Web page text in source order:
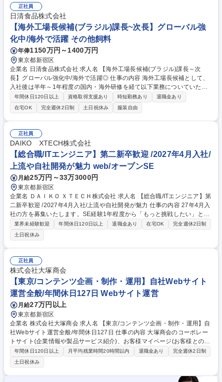
よく取れる環境です。 ■過度なノルマは一切なく、夜間対応も一切ない働
きやすい環境です！ 過度な売上ノルマや夜間の緊急対応に追われる日々か
ら卒業しませんか？当社の社員もこのような理由での入社が多いです！ 募
集職種 【週4在宅OK/ISO審査室(東京)】情報セキュリティ(ISMS)/夜間対
応なし/残業10H◎
正社員
日清食品株式会社
【海外工場長候補(ブラジル)課長~次長】グローバル強
化中/海外で活躍 その他飼料
年俸1150万円～1400万円
東京都新宿区
企業名 日清食品株式会社 求人名 【海外工場長候補(ブラジル)課長～次
長】グローバル強化中/海外で活躍◎ 仕事の内容 海外工場長候補として、
入社後は半年～1年程度の国内・海外研修を経て以下業務についていただ
きます。赴任先は、日本国内工場の経験者（生産技術者）が駐在し、その
サポートを受けられる箇所を予定しています。 【具体的な業務内容】 ■工
場マネージメント業務全般(労務管理、品質&コスト管理、安全衛生、環境
保全、SCM業務、現地人材育成など)■現地法人の生産戦略の検討、立案、
実行■トラブル時の対応、是正案の立案、実行管理(重要事案の場合、本社
への報告業務を含む)■コスト削減の方策立案、実行管理■現地法人の取締
役業務(状況により) 募集職種 【海外工場長候補(ブラジル)課長～次長】グ
ローバル強化中/海外で活躍◎
年間休日120日以上 資格取得支援あり 時短勤務あり
退職金あり
在宅OK
完全週休2日制 土日祝休み 服装自由
正社員
DAIKO XTECH株式会社
【総合職/ITエンジニア】第二新卒歓迎 /2027年4月入社/
上流や自社開発が魅力 web/オープンSE
月給25万円～33万3000円
東京都新宿区
企業名 ＤＡＩＫＯ ＸＴＥＣＨ株式会社 求人名 【総合職/ITエンジニア】第
二新卒歓迎 /2027年4月入社/上流や自社開発が魅力 仕事の内容 27年4月入
社の方を募集いたします。SE経験1年程度から「もっと挑戦したい」とい
う意欲にこたえる環境です。手厚い新卒合同研修でマナーも含めた導入か
ら実施、同期がいる環境で切磋琢磨しながら成長可能！ 【配属・業務】製
造・流通等に向けた業務システムや自社開発パッケージ等の設計・構築を
担当。希望や経験にフィットする部署へ配属します。 【キャリア】まずは
設計や構築などからご担当いただき、4～5年でのリーダー昇格を目指して
いただきます。 【研修】4月から新卒と同一の合同研修を実施。基礎やマ
ナーから学び直せます。研修期間はたっぷり4か月間、さらに2年間のOJT
あり！ 募集職種 【総合職/ITエンジニア】第二新卒歓迎 /2027年4月入社/
上流や自社開発が魅力
業界未経験歓迎 年間休日120日以上 退職金あり 在宅OK
完全週休2日制
土日祝休み
正社員
株式会社大塚商会
【東京/コンテンツ企画・制作・運用】自社Webサイト
運営全般/年間休日127日 Webサイト運営
月給27万円以上
東京都新宿区
企業名 株式会社大塚商会 求人名 【東京/コンテンツ企画・制作・運用】自
社Webサイト運営全般/年間休日127日 仕事の内容 大塚商会のコーポレー
トサイト(企業情報や製品サービス紹介)、お客様マイページ(お客様との関
係創りを目指す主力サイト)のコンテンツ企画・制作・分析、公開したペ
ージ(静的コンテンツ)や機能(動的コンテンツ)の 管理・運用などWebサイ
ト運営全般に携わる業務です。 【主な業務内容】※適性に応じて判断いた
します。 ■コンテンツ企画・制作・分析 ■サイト運用全般(機能改修に伴う
年間休日120日以上 月平均残業時間20時間以内 退職金あり
完全週休2日制
土日祝休み